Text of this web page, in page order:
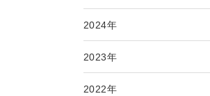
2024年
2023年
2022年